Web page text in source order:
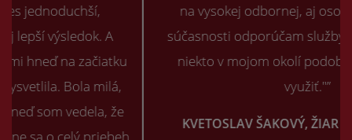
na vysokej odbornej, aj osobnej úrovni. Aj v
súčasnosti odporúčam služby kancelárie pokiaľ
niekto v mojom okolí podobnú službu môže
KVETOSLAV ŠAKOVÝ, ŽIAR NAD HORNOM